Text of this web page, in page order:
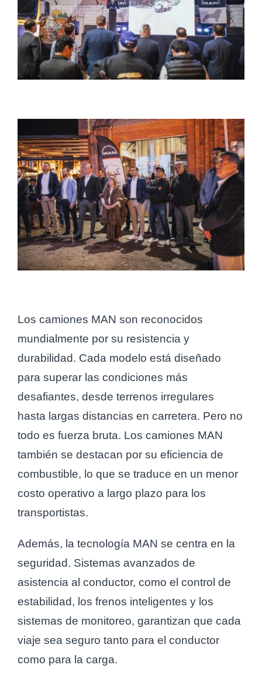
Los camiones MAN son reconocidos
mundialmente por su resistencia y
durabilidad. Cada modelo está diseñado
para superar las condiciones más
desafiantes, desde terrenos irregulares
hasta largas distancias en carretera. Pero no
todo es fuerza bruta. Los camiones MAN
también se destacan por su eficiencia de
combustible, lo que se traduce en un menor
costo operativo a largo plazo para los
transportistas.
Además, la tecnología MAN se centra en la
seguridad. Sistemas avanzados de
asistencia al conductor, como el control de
estabilidad, los frenos inteligentes y los
sistemas de monitoreo, garantizan que cada
viaje sea seguro tanto para el conductor
como para la carga.